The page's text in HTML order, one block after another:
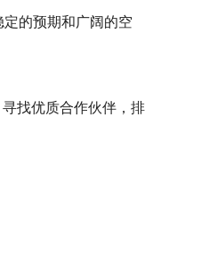
的预期和广阔的空
找优质合作伙伴，排